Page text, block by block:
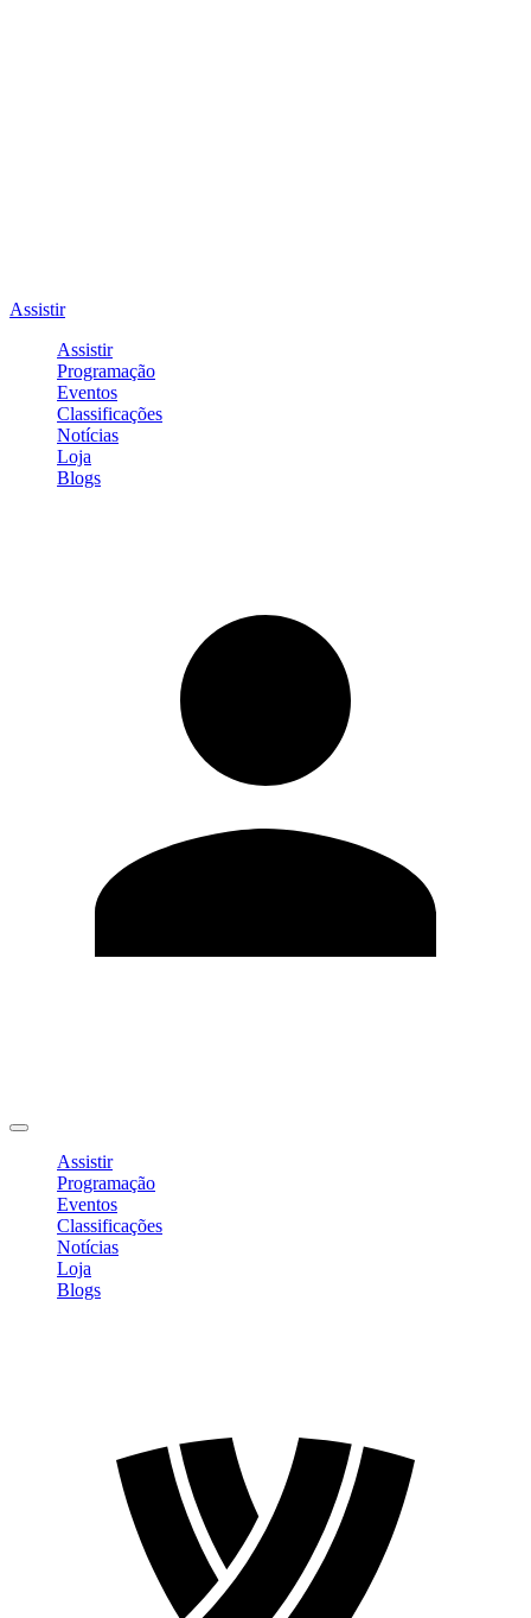
Assistir
Assistir
Programação
Eventos
Classificações
Notícias
Loja
Blogs
Assistir
Programação
Eventos
Classificações
Notícias
Loja
Blogs